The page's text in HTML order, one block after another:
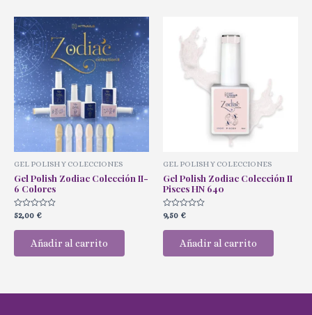
GEL POLISH Y COLECCIONES
Gel Polish Zodiac Colección II-
6 Colores
Valorado
con
0
52,00 €
Añadir al carrito
GEL POLISH Y COLECCIONES
Gel Polish Zodiac Colección II
Pisces HN 640
Valorado
con
0
9,50 €
Añadir al carrito